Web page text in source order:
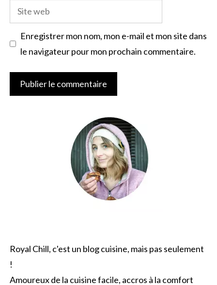
Site
web
Enregistrer mon nom, mon e-mail et mon site dans
le navigateur pour mon prochain commentaire.
Royal Chill, c'est un blog cuisine, mais pas seulement
!
Amoureux de la cuisine facile, accros à la comfort